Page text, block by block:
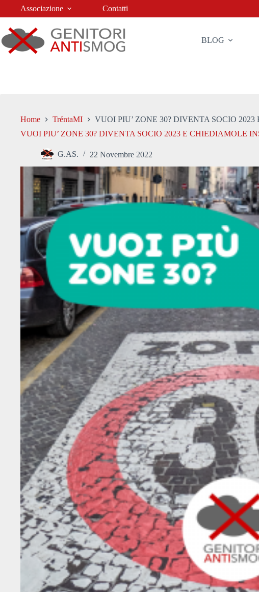
Associazione Contatti
BLOG
Home TréntaMI
VUOI PIU’ ZONE 30? DIVENTA SOCIO
VUOI PIU’ ZONE 30? DIVENTA SOCIO 2023 E CHIEDIAMOLE
G.AS. 22 Novembre 2022